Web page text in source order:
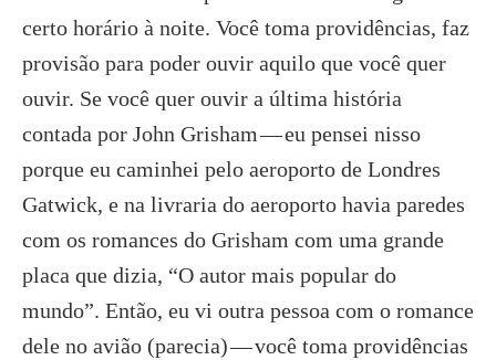
certo horário à noite. Você toma providências, faz
provisão para poder ouvir aquilo que você quer
ouvir. Se você quer ouvir a última história
contada por John Grisham — eu pensei nisso
porque eu caminhei pelo aeroporto de Londres
Gatwick, e na livraria do aeroporto havia paredes
com os romances do Grisham com uma grande
placa que dizia, “O autor mais popular do
mundo”. Então, eu vi outra pessoa com o romance
dele no avião (parecia) — você toma providências